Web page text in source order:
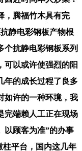
，腾福竹木具有完
静电彩钢板产物根
个抗静电彩钢板系列
可以或许使强烈的阳
年的成长过程了良多
如许的一种环境，我
完端赖人工正在现场
以顾客为准”的办事
柱平台，国内这几年